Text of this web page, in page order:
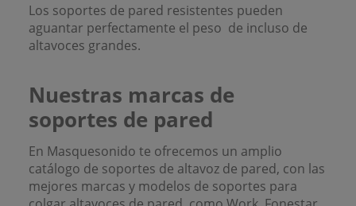
Los soportes de pared resistentes pueden
aguantar perfectamente el peso de incluso de
altavoces grandes.
Nuestras marcas de
soportes de pared
En Masquesonido te ofrecemos un amplio
catálogo de soportes de altavoz de pared, con las
mejores marcas y modelos de soportes para